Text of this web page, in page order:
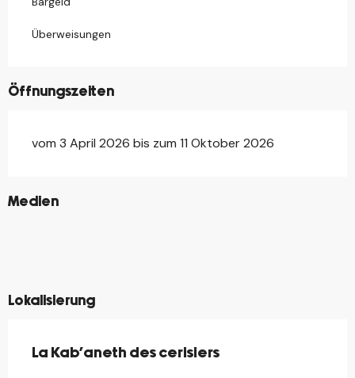
Überweisungen
Öffnungszeiten
vom 3 April 2026 bis zum 11 Oktober 2026
Medien
©
©
Lokalisierung
La Kab'aneth des cerisiers